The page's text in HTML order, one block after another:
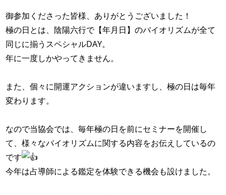
御参加くださった皆様、ありがとうございました！
極の日とは、陰陽六行で【年月日】のバイオリズムが全て
同じに揃うスペシャルDAY。
年に一度しかやってきません。
また、個々に開運アクションが違いますし、極の日は毎年
変わります。
なので当協会では、毎年極の日を前にセミナーを開催し
て、様々なバイオリズムに関する内容をお伝えしているの
です
今年は占導師による鑑定を体験できる機会も設けました。